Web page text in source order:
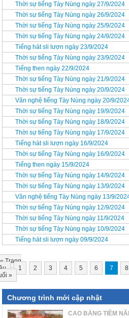
Thời sự tiếng Tày Nùng ngày 27/9/2024
Thời sự tiếng Tày Nùng ngày 26/9/2024
Thời sự tiếng Tày Nùng ngày 25/9/2024
Thời sự tiếng Tày Nùng ngày 24/9/2024
Tiếng hát sli lượn ngày 23/9/2024
Thời sự tiếng Tày Nùng ngày 23/9/2024
Tiếng then ngày 22/9/2024
Thời sự tiếng Tày Nùng ngày 21/9/2024
Thời sự tiếng Tày Nùng ngày 20/9/2024
Văn nghệ tiếng Tày Nùng ngày 20/9/
Thời sự tiếng Tày Nùng ngày 19/9/2024
Thời sự tiếng Tày Nùng ngày 18/9/2024
Thời sự tiếng Tày Nùng ngày 17/9/2024
Tiếng hát sli lượn ngày 16/9/2024
Thời sự tiếng Tày Nùng ngày 16/9/2024
Tiếng then ngày 15/9/2024
Thời sự tiếng Tày Nùng ngày 14/9/2024
Thời sự tiếng Tày Nùng ngày 13/9/2024
Văn nghệ tiếng Tày Nùng ngày 13/9/
Thời sự tiếng Tày Nùng ngày 12/9/2024
Thời sự tiếng Tày Nùng ngày 11/9/2024
Thời sự tiếng Tày Nùng ngày 10/9/2024
Tiếng hát sli lượn ngày 09/9/2024
«Trang
1 2 3 4 5 6 7 8
»
Chương trình mới cập nhật
CAO BẰNG TIỀM